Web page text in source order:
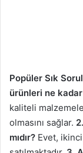
Popüler Sık
ürünleri ne kadar
kaliteli
olmasını sağlar.
mıdır? Evet,